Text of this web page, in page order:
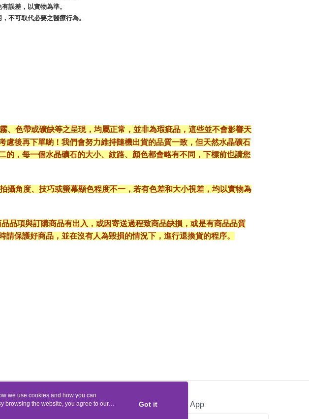
誤差，以實物為準。
不可取代必要之醫療行為。
、色帶或礦缺等之呈現，均屬正常，並非為瑕疵品，這些並不會影響天
慮後再下單喲！我們會努力維持隨機出貨的品質一致，但天然水晶礦石
的，每一個水晶礦石的大小、紋路、顏色都會略有不同，下標前也請您
攝角度、技巧或螢幕顯色程度不一，若有色差和大小視差，均以實物為
品項與訂購商品有出入，或因寄送過程致商品缺損，或是有商品品質
保護好商品，並在沒有人為毀損的情況下，進行退換貨的程序。
Customer Service Official App
we use cookies and how you can
browsing the website, you agree to our
Got it